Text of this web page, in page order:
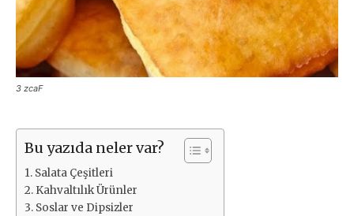
3 zcaF
Bu yazıda neler var?
Salata Çeşitleri
Kahvaltılık Ürünler
Soslar ve Dipsizler